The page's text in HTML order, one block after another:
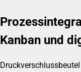
Kanban und